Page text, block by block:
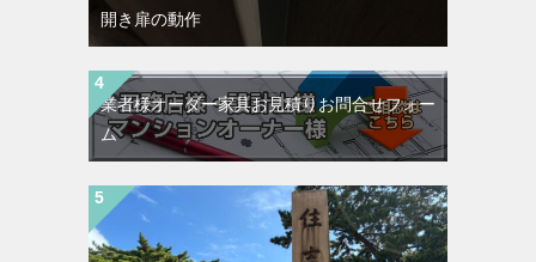
開き扉の動作
業者様オーダー家具お見積りお問合せフォー
ム